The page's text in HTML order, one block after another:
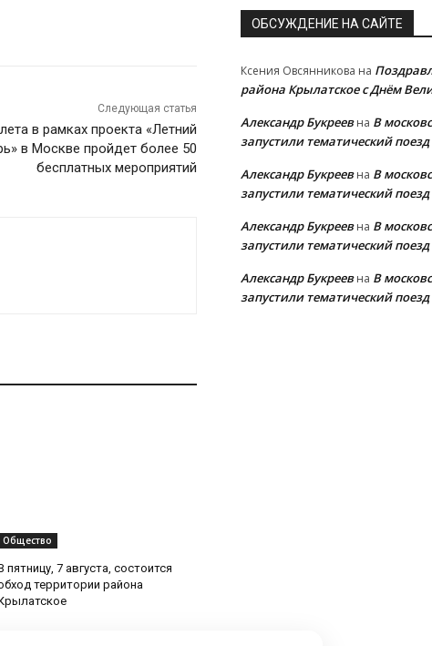
Следующая статья
в рамках проекта «Летний
в Москве пройдет более 50
бесплатных мероприятий
Общество
пятницу, 7 августа, состоится
территории района
ОБСУЖДЕНИЕ НА САЙТЕ
Ксения Овсянникова на
района Крылатское с Днём
Александр Букреевна В
запустили тематический
Александр Букреевна В
запустили тематический
Александр Букреевна В
запустили тематический
Александр Букреевна В
запустили тематический